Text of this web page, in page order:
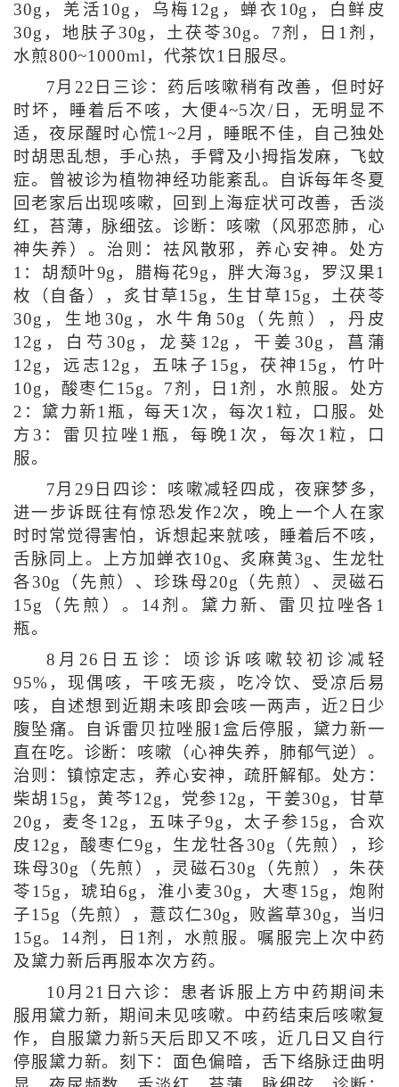
30g，羌活10g，乌梅12g，蝉衣10g，白鲜皮
30g，地肤子30g，土茯苓30g。7剂，日1剂，
水煎800~1000ml，代茶饮1日服尽。
7月22日三诊：药后咳嗽稍有改善，但时好
时坏，睡着后不咳，大便4~5次/日，无明显不
适，夜尿醒时心慌1~2月，睡眠不佳，自己独处
时胡思乱想，手心热，手臂及小拇指发麻，飞蚊
症。曾被诊为植物神经功能紊乱。自诉每年冬夏
回老家后出现咳嗽，回到上海症状可改善，舌淡
红，苔薄，脉细弦。诊断：咳嗽（风邪恋肺，心
神失养）。治则：祛风散邪，养心安神。处方
1：胡颓叶9g，腊梅花9g，胖大海3g，罗汉果1
枚（自备），炙甘草15g，生甘草15g，土茯苓
30g，生地30g，水牛角50g（先煎），丹皮
12g，白芍30g，龙葵12g，干姜30g，菖蒲
12g，远志12g，五味子15g，茯神15g，竹叶
10g，酸枣仁15g。7剂，日1剂，水煎服。处方
2：黛力新1瓶，每天1次，每次1粒，口服。处
方3：雷贝拉唑1瓶，每晚1次，每次1粒，口
服。
7月29日四诊：咳嗽减轻四成，夜寐梦多，
进一步诉既往有惊恐发作2次，晚上一个人在家
时时常觉得害怕，诉想起来就咳，睡着后不咳，
舌脉同上。上方加蝉衣10g、炙麻黄3g、生龙牡
各30g（先煎）、珍珠母20g（先煎）、灵磁石
15g（先煎）。14剂。黛力新、雷贝拉唑各1
瓶。
8月26日五诊：顷诊诉咳嗽较初诊减轻
95%，现偶咳，干咳无痰，吃冷饮、受凉后易
咳，自述想到近期未咳即会咳一两声，近2日少
腹坠痛。自诉雷贝拉唑服1盒后停服，黛力新一
直在吃。诊断：咳嗽（心神失养，肺郁气逆）。
治则：镇惊定志，养心安神，疏肝解郁。处方：
柴胡15g，黄芩12g，党参12g，干姜30g，甘草
20g，麦冬12g，五味子9g，太子参15g，合欢
皮12g，酸枣仁9g，生龙牡各30g（先煎），珍
珠母30g（先煎），灵磁石30g（先煎），朱茯
苓15g，琥珀6g，淮小麦30g，大枣15g，炮附
子15g（先煎），薏苡仁30g，败酱草30g，当归
15g。14剂，日1剂，水煎服。嘱服完上次中药
及黛力新后再服本次方药。
10月21日六诊：患者诉服上方中药期间未
服用黛力新，期间未见咳嗽。中药结束后咳嗽复
作，自服黛力新5天后即又不咳，近几日又自行
停服黛力新。刻下：面色偏暗，舌下络脉迂曲明